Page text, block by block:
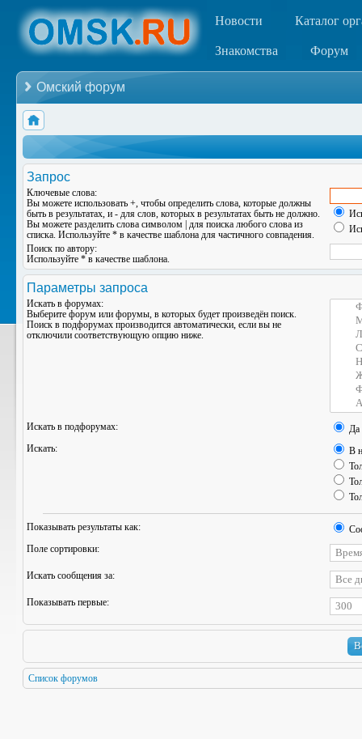
Новости Каталог
Знакомства Форум
Омский форум
Запрос
Ключевые слова:
Вы можете использовать +, чтобы определить слова, которые должны
быть в результатах, и - для слов, которых в результатах быть не должно.
Вы можете разделить слова символом для поиска любого слова из
списка. Используйте * в качестве шаблона для частичного совпадения.
Поиск по автору:
Используйте * в качестве шаблона.
Параметры запроса
Искать в форумах:
Выберите форум или форумы, в которых будет произведён поиск.
Поиск в подфорумах производится автоматически, если вы не
отключили соответствующую опцию ниже.
Искать в подфорумах:
Да
Искать:
В
Показывать результаты как:
Поле сортировки:
Искать сообщения за:
Показывать первые:
Список форумов